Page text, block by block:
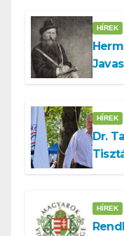
HÍREK
HÍREK
Dr.
HÍREK